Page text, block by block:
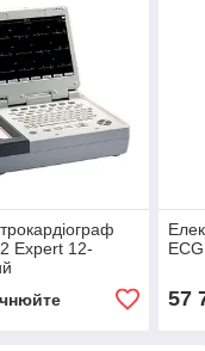
Expert 12-
57